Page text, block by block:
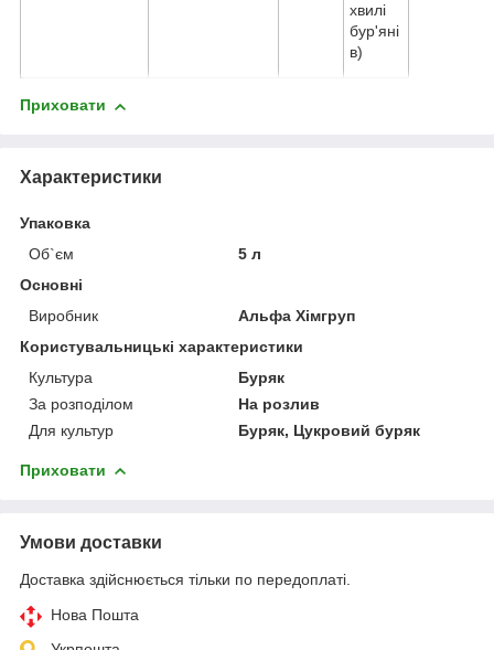
хвилі
бур'яні
в)
Приховати
Характеристики
Упаковка
Об`єм
5 л
Основні
Виробник
Альфа Хімгруп
Користувальницькі характеристики
Культура
Буряк
За розподілом
На розлив
Для культур
Буряк, Цукровий буряк
Приховати
Умови доставки
Доставка здійснюється тільки по передоплаті.
Нова Пошта